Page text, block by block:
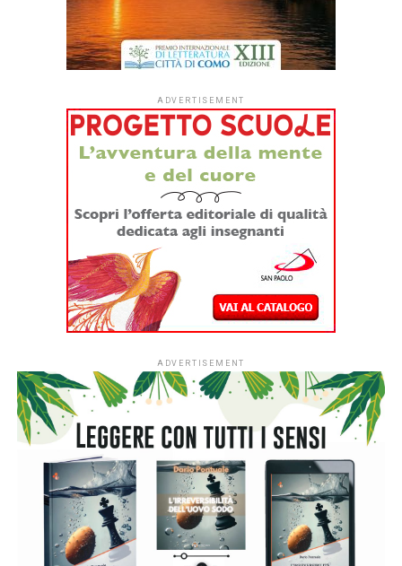
ADVERTISEMENT
ADVERTISEMENT